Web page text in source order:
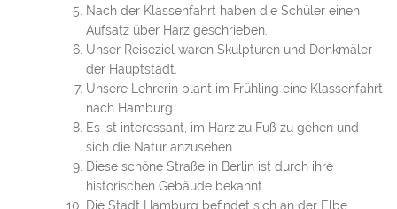
Nach der Klassenfahrt haben die Schüler einen
Aufsatz über Harz geschrieben.
Unser Reiseziel waren Skulpturen und Denkmäler
der Hauptstadt.
Unsere Lehrerin plant im Frühling eine Klassenfahrt
nach Hamburg.
Es ist interessant, im Harz zu Fuß zu gehen und
sich die Natur anzusehen.
Diese schöne Straße in Berlin ist durch ihre
historischen Gebäude bekannt.
Die Stadt Hamburg befindet sich an der Elbe.